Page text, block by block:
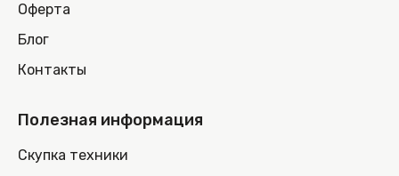
Оферта
Блог
Контакты
Полезная информация
Скупка техники